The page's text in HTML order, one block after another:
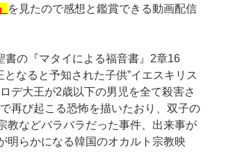
を見たので感想と鑑賞できる動画配信
の『マタイによる福音書』2章16
なると予知された子供”イエスキリス
デ大王が2歳以下の男児を全て殺害さ
再び起こる恐怖を描いたおり、双子の
教などバラバラだった事件、出来事が
明らかになる韓国のオカルト宗教映